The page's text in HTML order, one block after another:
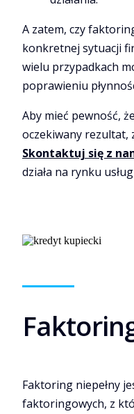
A zatem, czy
konkretnej sytuacji
wielu przypadkach
poprawieniu
Aby mieć pewność,
oczekiwany rezultat,
Skontaktuj się z
działa na rynku
Faktoring niepełny
faktoringowych, z